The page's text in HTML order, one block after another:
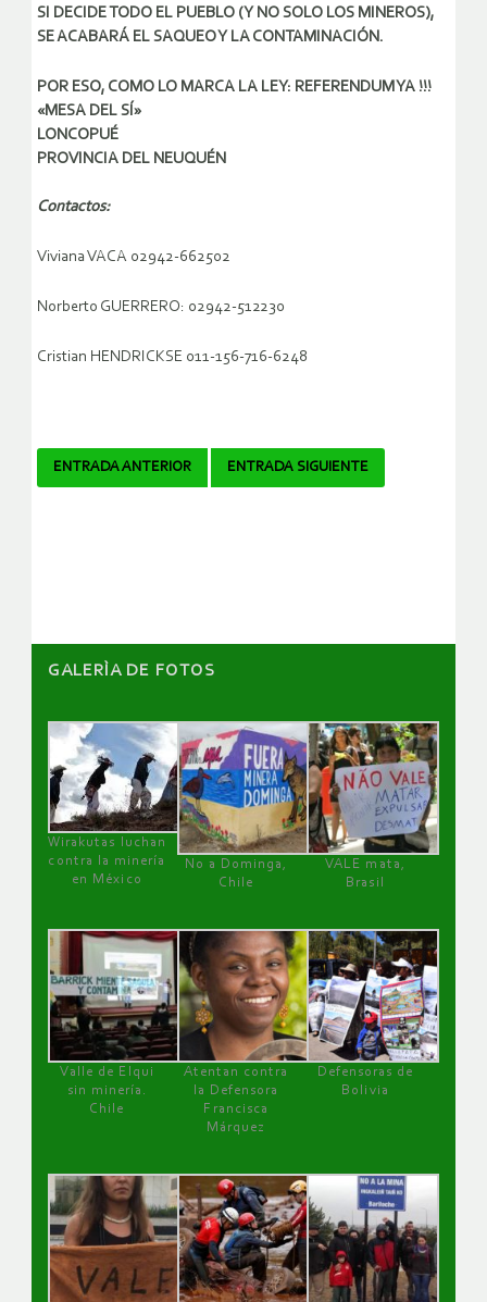
SI DECIDE TODO EL PUEBLO (Y NO SOLO LOS MINEROS),
SE ACABARÁ EL SAQUEO Y LA CONTAMINACIÓN.
POR ESO, COMO LO MARCA LA LEY: REFERENDUM YA !!!
«MESA DEL SÍ»
LONCOPUÉ
PROVINCIA DEL NEUQUÉN
Contactos:
Viviana VACA 02942-662502
Norberto GUERRERO: 02942-512230
Cristian HENDRICKSE 011-156-716-6248
Navegador
ENTRADA ANTERIOR ENTRADA SIGUIENTE
GALERÌA DE FOTOS
Wirakutas luchan
contra la minería
en México
No a Dominga,
Chile
VALE mata,
Brasil
Valle de Elqui
sin minería.
Chile
Atentan contra
la Defensora
Francisca
Márquez
Defensoras de
Bolivia